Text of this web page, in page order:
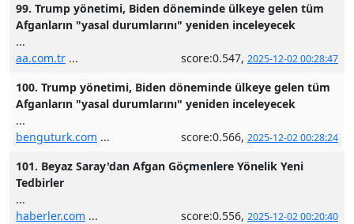
99. Trump yönetimi, Biden döneminde ülkeye gelen tüm
Afganların "yasal durumlarını" yeniden inceleyecek
...
aa.com.tr ... score:0.547, 2025-12-02 00:28:47
100. Trump yönetimi, Biden döneminde ülkeye gelen tüm
Afganların "yasal durumlarını" yeniden inceleyecek
...
benguturk.com ... score:0.566, 2025-12-02 00:28:24
101. Beyaz Saray'dan Afgan Göçmenlere Yönelik Yeni
Tedbirler
...
haberler.com ... score:0.556, 2025-12-02 00:20:40